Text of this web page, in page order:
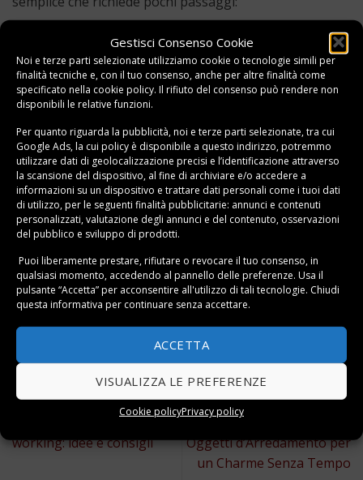
Gestisci Consenso Cookie
Noi e terze parti selezionate utilizziamo cookie o tecnologie simili per
finalità tecniche e, con il tuo consenso, anche per altre finalità come
specificato nella cookie policy. Il rifiuto del consenso può rendere non
disponibili le relative funzioni.
Per quanto riguarda la pubblicità, noi e terze parti selezionate, tra cui
Google Ads, la cui policy è disponibile a questo indirizzo, potremmo
utilizzare dati di geolocalizzazione precisi e l’identificazione attraverso
la scansione del dispositivo, al fine di archiviare e/o accedere a
informazioni su un dispositivo e trattare dati personali come i tuoi dati
di utilizzo, per le seguenti finalità pubblicitarie: annunci e contenuti
personalizzati, valutazione degli annunci e del contenuto, osservazioni
del pubblico e sviluppo di prodotti.
Puoi liberamente prestare, rifiutare o revocare il tuo consenso, in
qualsiasi momento, accedendo al pannello delle preferenze. Usa il
pulsante “Accetta” per acconsentire all'utilizzo di tali tecnologie. Chiudi
questa informativa per continuare senza accettare.
ACCETTA
VISUALIZZA LE PREFERENZE
Cookie policyPrivacy policy
Pulizia dell’armadio: Prima di utilizzare qualsiasi
profumo, assicurati che l’armadio sia pulito e privo di
umidità o muffa
Scelta del profumo: Scegli il tipo di profumo per
armadio che preferisci, in base al formato e alla
fragranza desiderata.
Posizionamento: Disponi i profumi tra gli indumenti
o negli angoli dell’armadio per un rilascio ottimale
della fragranza.
Aggiornamenti periodici
aggiornare i profumi per armadi di tanto in tanto
per mantenere l’efficacia.
Questo elemento è stato inserito inGuidee taggatoAccessori.
Casa a prova di smart
working: idee e consigli
Eleganza Luminosa:
Candele Artistiche e
Oggetti d’Arredamento per
un Charme Senza Tempo